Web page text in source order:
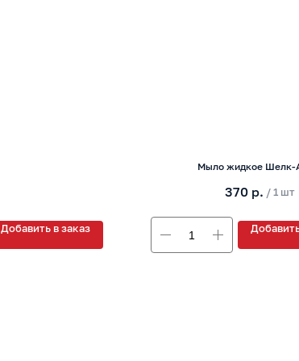
Добавить в заказ
Мыло жидкое Шелк-
370 р. / 1 шт